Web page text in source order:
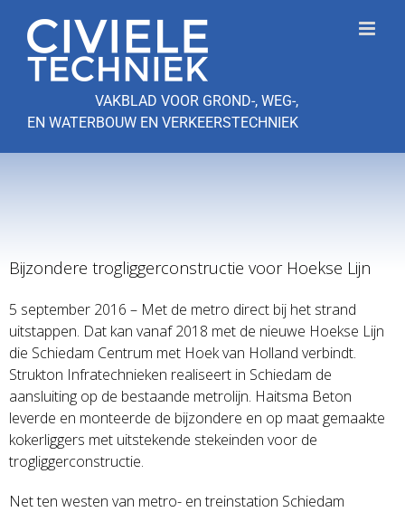
naar
inhoud
VAKBLAD VOOR GROND-, WEG-,
EN WATERBOUW EN VERKEERSTECHNIEK
Bijzondere trogliggerconstructie voor Hoekse Lijn
5 september 2016 – Met de metro direct bij het strand
uitstappen. Dat kan vanaf 2018 met de nieuwe Hoekse Lijn
die Schiedam Centrum met Hoek van Holland verbindt.
Strukton Infratechnieken realiseert in Schiedam de
aansluiting op de bestaande metrolijn. Haitsma Beton
leverde en monteerde de bijzondere en op maat gemaakte
kokerliggers met uitstekende stekeinden voor de
trogliggerconstructie.
Net ten westen van metro- en treinstation Schiedam